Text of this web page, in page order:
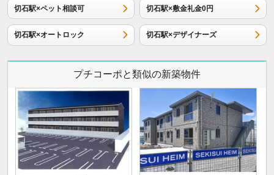
切石駅×ペット相談可 切石駅×敷金礼金0円
切石駅×オートロック 切石駅×デザイナーズ
プチコーポと類似の新築物件